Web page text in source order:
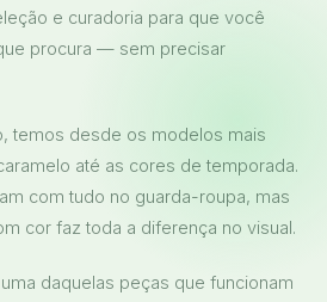
e curadoria para que você
procura — sem precisar
temos desde os modelos mais
até as cores de temporada.
com tudo no guarda-roupa, mas
cor faz toda a diferença no visual.
daquelas peças que funcionam